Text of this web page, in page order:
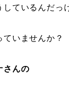
しているんだっ
いませんか？
さんの